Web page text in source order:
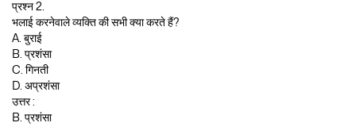
प्रश्न 2.
भलाई करनेवाले व्यक्ति की सभी क्या करते हैं?
A. बुराई
B. प्रशंसा
C. गिनती
D. अप्रशंसा
उत्तर :
B. प्रशंसा